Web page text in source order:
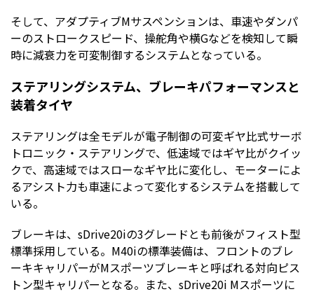
そして、アダプティブMサスペンションは、車速やダンパ
ーのストロークスピード、操舵角や横Gなどを検知して瞬
時に減衰力を可変制御するシステムとなっている。
ステアリングシステム、ブレーキパフォーマンスと
装着タイヤ
ステアリングは全モデルが電子制御の可変ギヤ比式サーボ
トロニック・ステアリングで、低速域ではギヤ比がクイッ
クで、高速域ではスローなギヤ比に変化し、モーターによ
るアシスト力も車速によって変化するシステムを搭載して
いる。
ブレーキは、sDrive20iの3グレードとも前後がフィスト型
標準採用している。M40iの標準装備は、フロントのブレ
ーキキャリパーがMスポーツブレーキと呼ばれる対向ピス
トン型キャリパーとなる。また、sDrive20i Mスポーツに